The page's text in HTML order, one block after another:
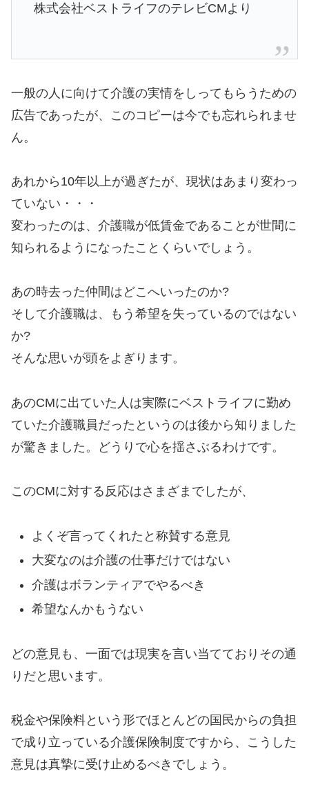
株式会社ベストライフのテレビCMより
一般の人に向けて介護の実情をしってもらうための
広告であったが、このコピーは今でも忘れられませ
ん。
あれから10年以上が過ぎたが、現状はあまり変わっ
ていない・・・
変わったのは、介護職が低賃金であることが世間に
知られるようになったことくらいでしょう。
あの時去った仲間はどこへいったのか?
そして介護職は、もう希望を失っているのではない
か?
そんな思いが頭をよぎります。
あのCMに出ていた人は実際にベストライフに勤め
ていた介護職員だったというのは後から知りました
が驚きました。どうりで心を揺さぶるわけです。
このCMに対する反応はさまざまでしたが、
よくぞ言ってくれたと称賛する意見
大変なのは介護の仕事だけではない
介護はボランティアでやるべき
希望なんかもうない
どの意見も、一面では現実を言い当てておりその通
りだと思います。
税金や保険料という形でほとんどの国民からの負担
で成り立っている介護保険制度ですから、こうした
意見は真摯に受け止めるべきでしょう。